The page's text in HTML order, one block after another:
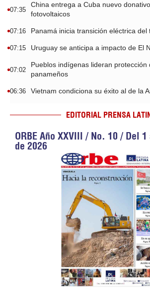
07:35
China entrega a Cuba nuevo
fotovoltaicos
07:16 Panamá inicia transición eléctrica
07:15 Uruguay se anticipa a impacto de El
07:02
Pueblos indígenas lideran protección
panameños
06:36 Vietnam condiciona su éxito al de la
EDITORIAL PRENSA
ORBE Año XXVIII / No. 10 / Del
de 2026